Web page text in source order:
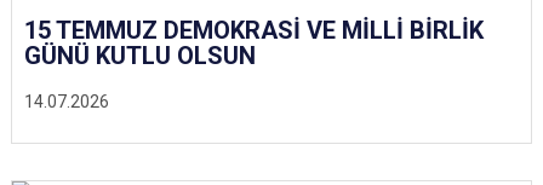
Şirvan
14.07.2026
15 TEMMUZ DEMOKRASİ VE MİLLİ BİRLİK
GÜNÜ KUTLU OLSUN